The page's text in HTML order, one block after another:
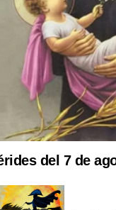
del 7 de